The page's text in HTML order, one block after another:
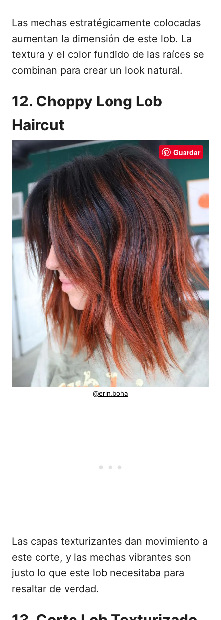
Las mechas estratégicamente colocadas
aumentan la dimensión de este lob. La
textura y el color fundido de las raíces se
combinan para crear un look natural.
12. Choppy Long Lob
Haircut
Guardar
@erin.boha
Las capas texturizantes dan movimiento a
este corte, y las mechas vibrantes son
justo lo que este lob necesitaba para
resaltar de verdad.